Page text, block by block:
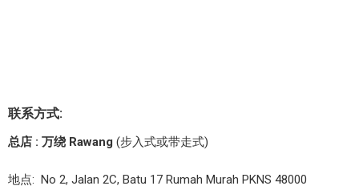
联系方式:
总店 : 万绕 Rawang (步入式或带走式)
地点: No 2, Jalan 2C, Batu 17 Rumah Murah PKNS 48000